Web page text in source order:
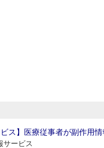
ビス】医療従事者が副作用
サービス